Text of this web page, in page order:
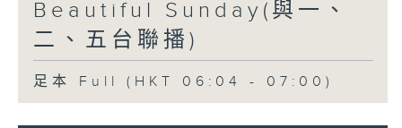
Beautiful Sunday(與一、
二、五台聯播)
足本 Full (HKT 06:04 - 07:00)